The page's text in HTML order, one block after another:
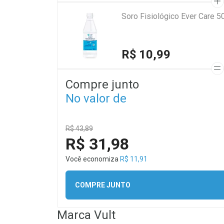
Soro Fisiológico Ever Care
R$ 10,99
Compre junto
No valor de
R$ 43,89
R$ 31,98
Você economiza R$ 11,91
COMPRE JUNTO
Marca Vult